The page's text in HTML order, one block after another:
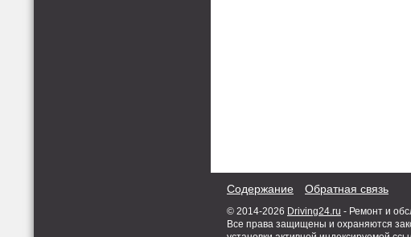
Содержание Обратная связь
© 2014-2026 Driving24.ru - Ремонт и
Все права защищены и охраняются